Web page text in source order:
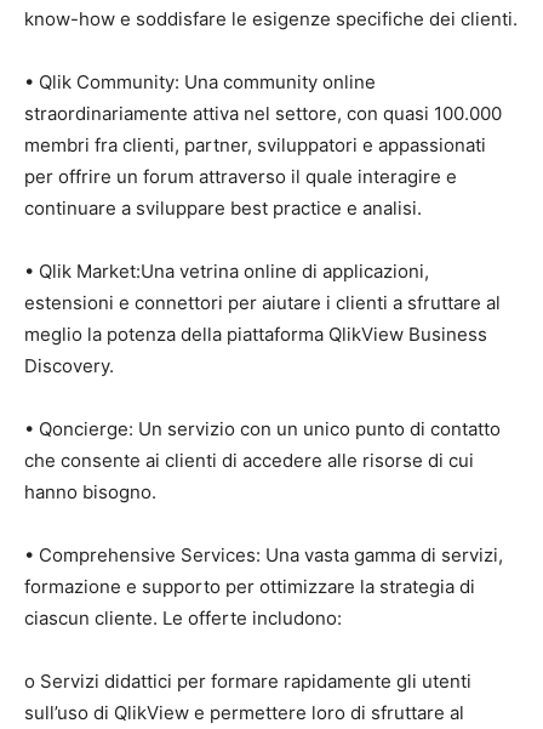
know-how e soddisfare le esigenze specifiche dei clienti.
• Qlik Community: Una community online
straordinariamente attiva nel settore, con quasi 100.000
membri fra clienti, partner, sviluppatori e appassionati
per offrire un forum attraverso il quale interagire e
continuare a sviluppare best practice e analisi.
• Qlik Market:Una vetrina online di applicazioni,
estensioni e connettori per aiutare i clienti a sfruttare al
meglio la potenza della piattaforma QlikView Business
Discovery.
• Qoncierge: Un servizio con un unico punto di contatto
che consente ai clienti di accedere alle risorse di cui
hanno bisogno.
• Comprehensive Services: Una vasta gamma di servizi,
formazione e supporto per ottimizzare la strategia di
ciascun cliente. Le offerte includono:
o Servizi didattici per formare rapidamente gli utenti
sull’uso di QlikView e permettere loro di sfruttare al